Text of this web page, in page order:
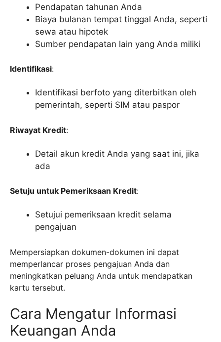
Pendapatan tahunan Anda
Biaya bulanan tempat tinggal Anda, seperti
sewa atau hipotek
Sumber pendapatan lain yang Anda miliki
Identifikasi:
Identifikasi berfoto yang diterbitkan oleh
pemerintah, seperti SIM atau paspor
Riwayat Kredit:
Detail akun kredit Anda yang saat ini, jika
ada
Setuju untuk Pemeriksaan Kredit:
Setujui pemeriksaan kredit selama
pengajuan
Mempersiapkan dokumen-dokumen ini dapat
memperlancar proses pengajuan Anda dan
meningkatkan peluang Anda untuk mendapatkan
kartu tersebut.
Cara Mengatur Informasi
Keuangan Anda